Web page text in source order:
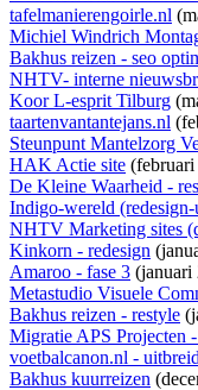
tafelmanierengoirle.nl
Michiel Windrich
Bakhus reizen - seo
NHTV- interne
Koor L-esprit Tilburg
taartenvantantejans.nl
Steunpunt Mantelzorg
HAK Actie site (februari
De Kleine Waarheid -
Indigo-wereld
NHTV Marketing sites
Kinkorn - redesign
Amaroo - fase 3 (januari
Metastudio Visuele
Bakhus reizen - restyle
Migratie APS Projecten
voetbalcanon.nl -
Bakhus kuurreizen